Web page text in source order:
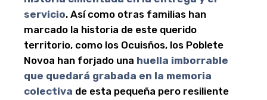
servicio. Así como otras familias han
marcado la historia de este querido
territorio, como los Ocuisños, los Poblete
Novoa han forjado una huella imborrable
que quedará grabada en la memoria
colectiva de esta pequeña pero resiliente